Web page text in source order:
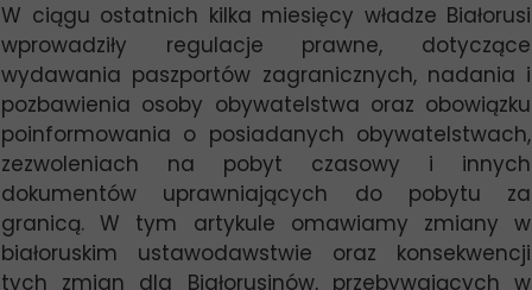
W ciągu ostatnich kilka miesięcy władze Białorusi
wprowadziły regulacje prawne, dotyczące
wydawania paszportów zagranicznych, nadania i
pozbawienia osoby obywatelstwa oraz obowiązku
poinformowania o posiadanych obywatelstwach,
zezwoleniach na pobyt czasowy i innych
dokumentów uprawniających do pobytu za
granicą. W tym artykule omawiamy zmiany w
białoruskim ustawodawstwie oraz konsekwencji
tych zmian dla Białorusinów, przebywających w